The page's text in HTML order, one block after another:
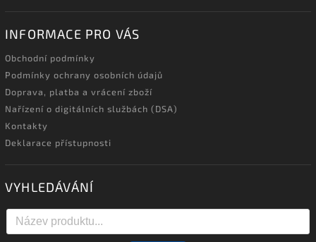
INFORMACE PRO VÁS
Obchodní podmínky
Podmínky ochrany osobních údajů
Doprava, platba a vrácení zboží
Nařízení o digitálních službách (DSA)
Kontakty
Deklarace přístupnosti
VYHLEDÁVÁNÍ